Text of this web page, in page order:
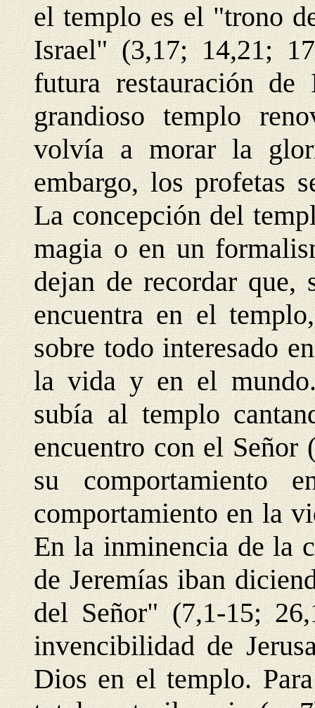
el templo es el "trono
Israel" (3,17; 14,21;
futura restauración
grandioso templo
volvía a morar la
embargo, los profetas
La concepción del
magia o en un
dejan de recordar
encuentra en el
sobre todo interesado
la vida y en el
subía al templo
encuentro con el Señor
su
comportamiento en la
En la inminencia de la
de Jeremías iban
del Señor" (7,1-15;
invencibilidad de
Dios en el templo.